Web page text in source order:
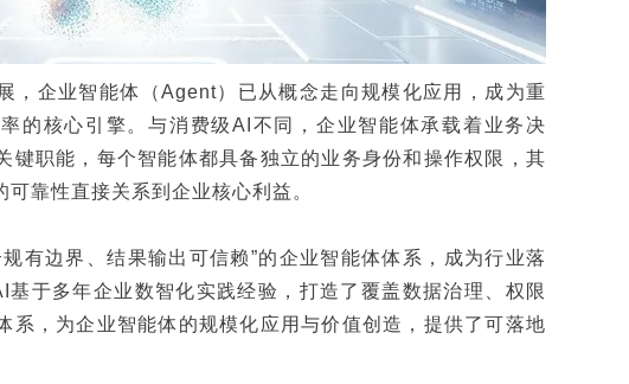
，企业智能体（Agent）已从概念走向规模化应用，成为重
的核心引擎。与消费级AI不同，企业智能体承载着业务决
键职能，每个智能体都具备独立的业务身份和操作权限，其
靠性直接关系到企业核心利益。
有边界、结果输出可信赖”的企业智能体体系，成为行业落
于多年企业数智化实践经验，打造了覆盖数据治理、权限
系，为企业智能体的规模化应用与价值创造，提供了可落地